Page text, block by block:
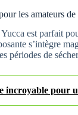
les amateurs de
est parfait
s’intègre
périodes de
incroyable pour